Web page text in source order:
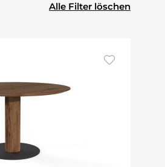
Alle Filter löschen